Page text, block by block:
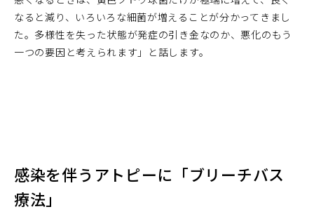
なると減り、いろいろな細菌が増えることが分かってきまし
た。多様性を失った状態が発症の引き金なのか、悪化のもう
一つの要因と考えられます」と話します。
感染を伴うアトピーに「ブリーチバス
療法」